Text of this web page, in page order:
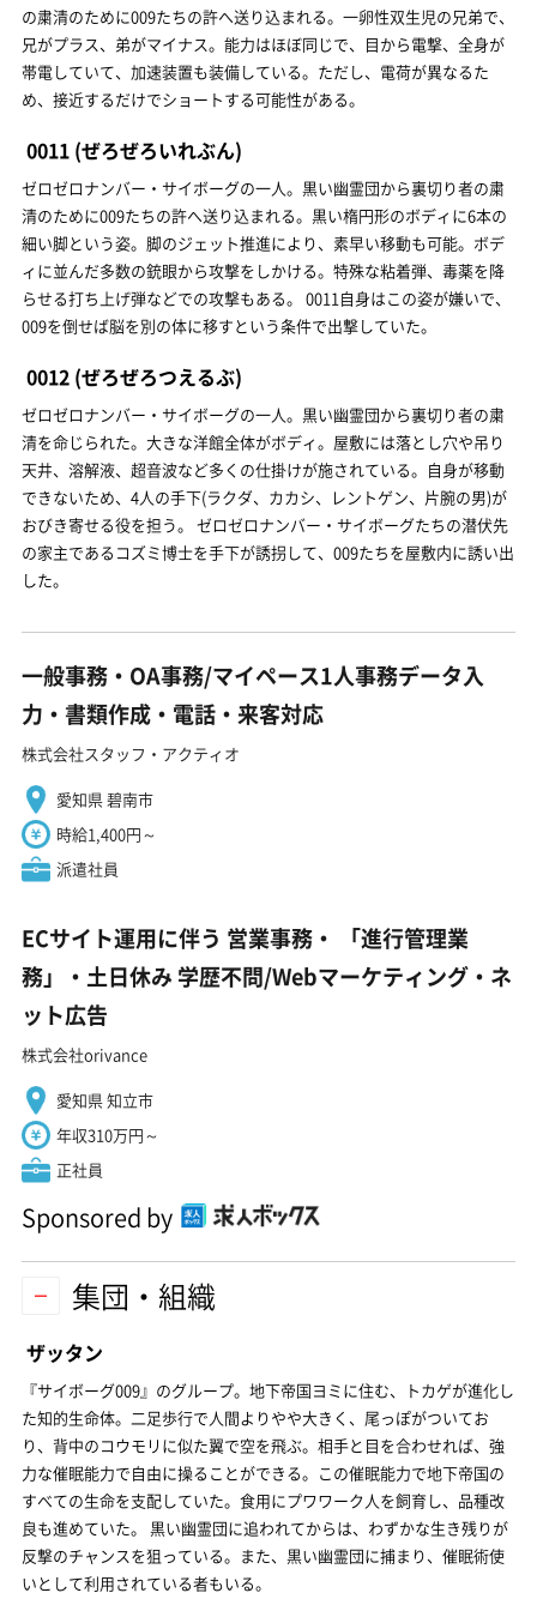
の粛清のために009たちの許へ送り込まれる。一卵性双生児の兄弟で、
兄がプラス、弟がマイナス。能力はほぼ同じで、目から電撃、全身が
帯電していて、加速装置も装備している。ただし、電荷が異なるた
め、接近するだけでショートする可能性がある。
0011 (ぜろぜろいれぶん)
ゼロゼロナンバー・サイボーグの一人。黒い幽霊団から裏切り者の粛
清のために009たちの許へ送り込まれる。黒い楕円形のボディに6本の
細い脚という姿。脚のジェット推進により、素早い移動も可能。ボデ
ィに並んだ多数の銃眼から攻撃をしかける。特殊な粘着弾、毒薬を降
らせる打ち上げ弾などでの攻撃もある。 0011自身はこの姿が嫌いで、
009を倒せば脳を別の体に移すという条件で出撃していた。
0012 (ぜろぜろつえるぶ)
ゼロゼロナンバー・サイボーグの一人。黒い幽霊団から裏切り者の粛
清を命じられた。大きな洋館全体がボディ。屋敷には落とし穴や吊り
天井、溶解液、超音波など多くの仕掛けが施されている。自身が移動
できないため、4人の手下(ラクダ、カカシ、レントゲン、片腕の男)が
おびき寄せる役を担う。 ゼロゼロナンバー・サイボーグたちの潜伏先
の家主であるコズミ博士を手下が誘拐して、009たちを屋敷内に誘い出
した。
一般事務・OA事務/マイペース1人事務データ入
力・書類作成・電話・来客対応
株式会社スタッフ・アクティオ
愛知県 碧南市
時給1,400円～
派遣社員
ECサイト運用に伴う 営業事務・ 「進行管理業
務」・土日休み 学歴不問/Webマーケティング・ネ
ット広告
株式会社orivance
愛知県 知立市
年収310万円～
正社員
Sponsored by
集団・組織
ザッタン
『サイボーグ009』のグループ。地下帝国ヨミに住む、トカゲが進化し
た知的生命体。二足歩行で人間よりやや大きく、尾っぽがついてお
り、背中のコウモリに似た翼で空を飛ぶ。相手と目を合わせれば、強
力な催眠能力で自由に操ることができる。この催眠能力で地下帝国の
すべての生命を支配していた。食用にプワワーク人を飼育し、品種改
良も進めていた。 黒い幽霊団に追われてからは、わずかな生き残りが
反撃のチャンスを狙っている。また、黒い幽霊団に捕まり、催眠術使
いとして利用されている者もいる。